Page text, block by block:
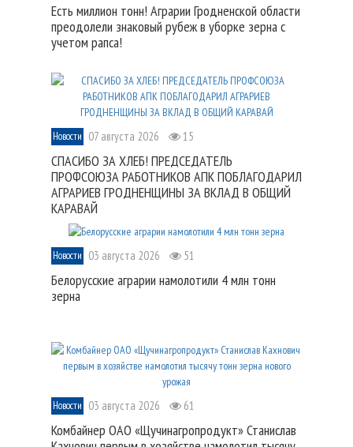
Есть миллион тонн! Аграрии Гродненской области
преодолели знаковый рубеж в уборке зерна с
учетом рапса!
Новости 07 августа 2026 15
СПАСИБО ЗА ХЛЕБ! ПРЕДСЕДАТЕЛЬ
ПРОФСОЮЗА РАБОТНИКОВ АПК ПОБЛАГОДАРИЛ
АГРАРИЕВ ГРОДНЕНЩИНЫ ЗА ВКЛАД В ОБЩИЙ
КАРАВАЙ
Новости 03 августа 2026 51
Белорусские аграрии намолотили 4 млн тонн
зерна
Новости 03 августа 2026 61
Комбайнер ОАО «Щучинагропродукт» Станислав